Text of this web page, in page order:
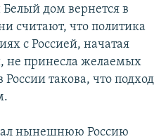
дом вернется в
считают, что политика
с Россией, начатая
не принесла желаемых
России такова, что подход
нынешнюю Россию